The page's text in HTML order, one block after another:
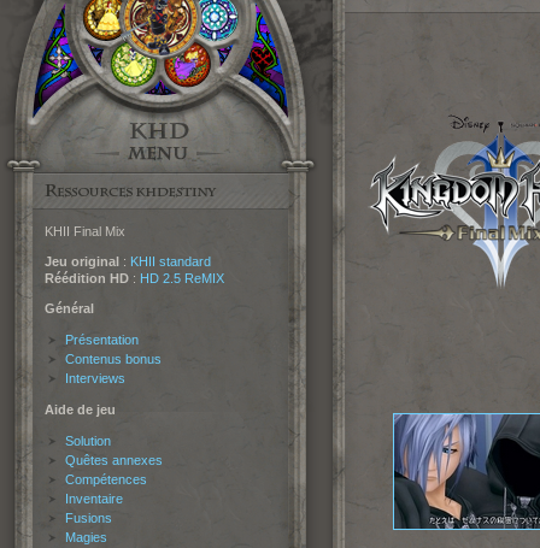
KHII Final Mix
Jeu original : KHII standard
Réédition HD : HD 2.5 ReMIX
Général
Présentation
Contenus bonus
Interviews
Aide de jeu
Solution
Quêtes annexes
Compétences
Inventaire
Fusions
Magies